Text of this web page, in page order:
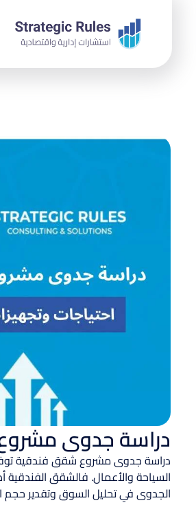
دراسة جدوى
دراسة جدوى مشروع شقق فندقية
السياحة والأعمال. فالشقق الفندقية
الجدوى في تحليل السوق وتقدير حجم